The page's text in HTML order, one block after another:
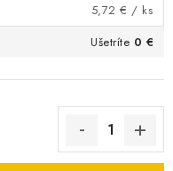
5,72 € / ks
Ušetríte 0 €